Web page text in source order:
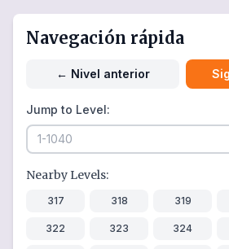
Navegación rápida
← Nivel anterior
Jump to Level:
Nearby Levels:
317 318 319
322 323 324